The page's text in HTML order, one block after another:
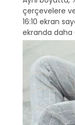
çerçevelere
16:10 ekran
ekranda daha